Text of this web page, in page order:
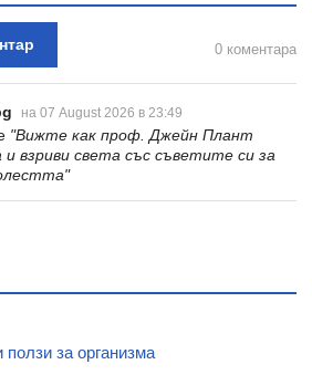
0 коментара
на 07 August 2026 в 23:49
"Вижте как проф. Джейн Плант
и взриви света със съветите си за
ползи за организма